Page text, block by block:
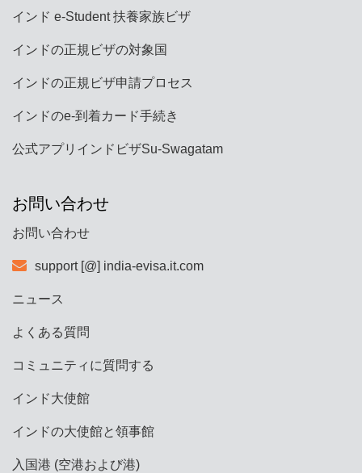
インド e-Student 扶養家族ビザ
インドの正規ビザの対象国
インドの正規ビザ申請プロセス
インドのe-到着カード手続き
公式アプリインドビザSu-Swagatam
お問い合わせ
お問い合わせ
support [@] india-evisa.it.com
ニュース
よくある質問
コミュニティに質問する
インド大使館
インドの大使館と領事館
入国港 (空港および港)